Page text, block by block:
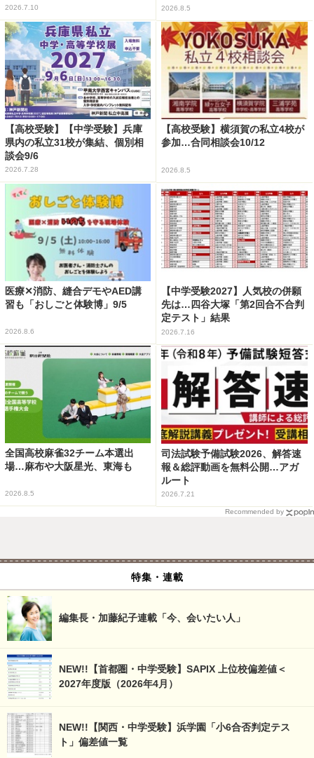
2026.7.10 2026.8.5
【高校受験】【中学受験】兵庫
県内の私立31校が集結、個別相
談会9/6
2026.7.28
【高校受験】横須賀の私立4校が
参加…合同相談会10/12
2026.8.5
医療✕消防、縫合デモやAED講
習も「おしごと体験博」9/5
2026.8.6
【中学受験2027】人気校の併願
先は…四谷大塚「第2回合不合判
定テスト」結果
2026.7.16
全国高校麻雀32チーム本選出
場…麻布や大阪星光、東海も
2026.8.5
司法試験予備試験2026、解答速
報＆総評動画を無料公開…アガ
ルート
2026.7.21
Recommended by
特集・連載
編集長・加藤紀子連載「今、会いたい人」
NEW!!【首都圏・中学受験】SAPIX 上位校偏差値＜
2027年度版（2026年4月）
NEW!!【関西・中学受験】浜学園「小6合否判定テス
ト」偏差値一覧